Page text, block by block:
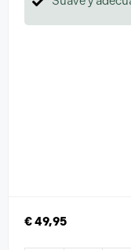
€49,95